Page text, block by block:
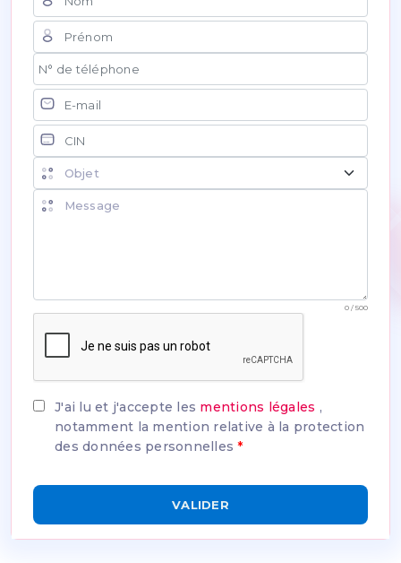
Objet de la demande
0 / 500
J'ai lu et j'accepte les mentions légales ,
notamment la mention relative à la protection
des données personnelles*